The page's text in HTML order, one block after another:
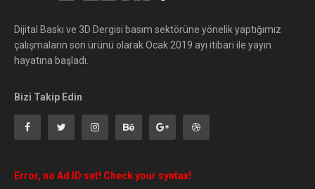
Dijital Baskı ve 3D Dergisi basım sektörüne yönelik yaptığımız
çalışmaların son ürünü olarak Ocak 2019 ayı itibari ile yayın
hayatına başladı.
Bizi Takip Edin
Error, no Ad ID set! Check your syntax!